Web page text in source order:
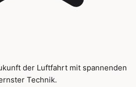
der Luftfahrt mit spannenden
Technik.